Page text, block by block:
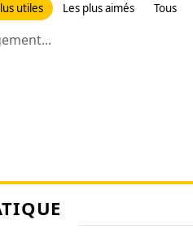
utiles Les plus aimés Tous